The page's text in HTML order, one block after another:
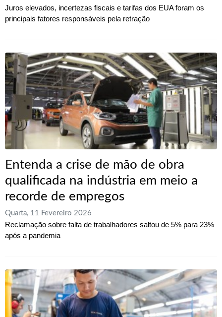
Juros elevados, incertezas fiscais e tarifas dos EUA foram os
principais fatores responsáveis pela retração
Entenda a crise de mão de obra
qualificada na indústria em meio a
recorde de empregos
Quarta, 11 Fevereiro 2026
Reclamação sobre falta de trabalhadores saltou de 5% para 23%
após a pandemia